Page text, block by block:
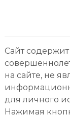
Отзывы:
Сайт
на сайте, не
для личного
Нажимая